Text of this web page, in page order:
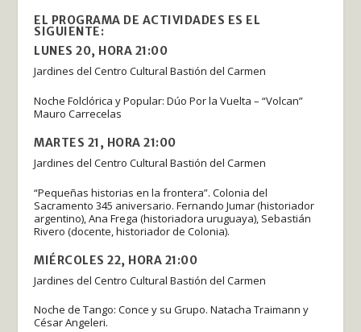
EL PROGRAMA DE ACTIVIDADES ES EL
SIGUIENTE:
LUNES 20, HORA 21:00
Jardines del Centro Cultural Bastión del Carmen
Noche Folclórica y Popular: Dúo Por la Vuelta – “Volcan”
Mauro Carrecelas
MARTES 21, HORA 21:00
Jardines del Centro Cultural Bastión del Carmen
“Pequeñas historias en la frontera”. Colonia del
Sacramento 345 aniversario. Fernando Jumar (historiador
argentino), Ana Frega (historiadora uruguaya), Sebastián
Rivero (docente, historiador de Colonia).
MIÉRCOLES 22, HORA 21:00
Jardines del Centro Cultural Bastión del Carmen
Noche de Tango: Conce y su Grupo. Natacha Traimann y
César Angeleri.